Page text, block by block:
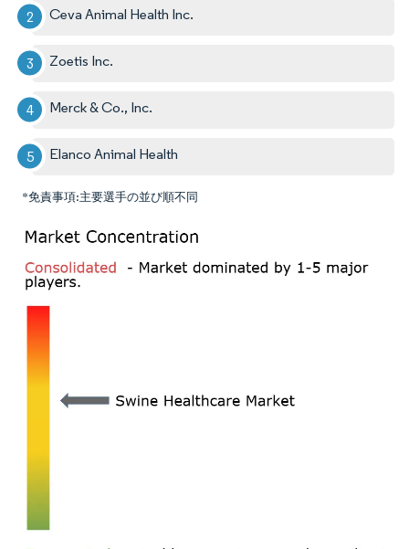
Ceva Animal Health Inc.
Zoetis Inc.
Merck & Co., Inc.
Elanco Animal Health
*免責事項:主要選手の並び順不同